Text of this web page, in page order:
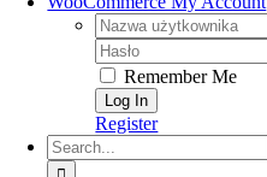
Username:
Password:
Remember Me
Register
Search
for: